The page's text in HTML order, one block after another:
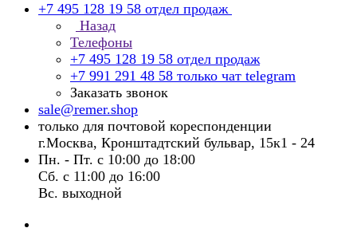
+7 495 128 19 58 отдел продаж
Назад
Телефоны
+7 495 128 19 58 отдел продаж
+7 991 291 48 58 только чат telegram
Заказать звонок
sale@remer.shop
только для почтовой кореспонденции
г.Москва, Кронштадтский бульвар, 15к1 - 24
Пн. - Пт. с 10:00 до 18:00
Сб. с 11:00 до 16:00
Вс. выходной